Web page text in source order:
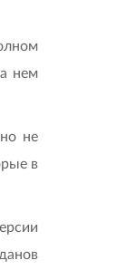
нем
не
в